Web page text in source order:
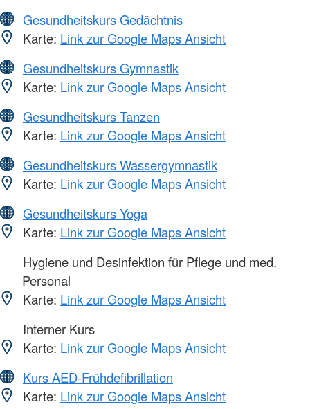
Gesundheitskurs Gedächtnis
Karte: Link zur Google Maps Ansicht
Gesundheitskurs Gymnastik
Karte: Link zur Google Maps Ansicht
Gesundheitskurs Tanzen
Karte: Link zur Google Maps Ansicht
Gesundheitskurs Wassergymnastik
Karte: Link zur Google Maps Ansicht
Gesundheitskurs Yoga
Karte: Link zur Google Maps Ansicht
Hygiene und Desinfektion für Pflege und med.
Personal
Karte: Link zur Google Maps Ansicht
Interner Kurs
Karte: Link zur Google Maps Ansicht
Kurs AED-Frühdefibrillation
Karte: Link zur Google Maps Ansicht